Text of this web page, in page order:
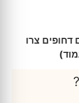
במקרים דחופים צרו